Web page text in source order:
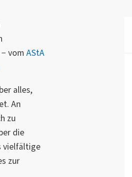
vom AStA
alles,
An
zu
die
vielfältige
zur